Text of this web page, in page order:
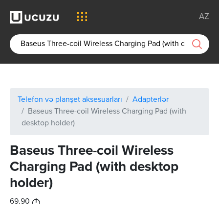
AZ
Telefon və planşet aksesuarları
Adapterlər
Baseus Three-coil Wireless Charging Pad (with
desktop holder)
Baseus Three-coil Wireless
Charging Pad (with desktop
holder)
69.90 M